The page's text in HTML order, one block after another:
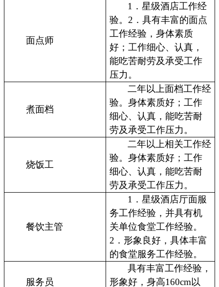
面点师
1．星级酒店工作经
验。2．具有丰富的面点
工作经验，身体素质
好；工作细心、认真，
能吃苦耐劳及承受工作
压力。
煮面档
二年以上面档工作经
验。身体素质好；工作
细心、认真，能吃苦耐
劳及承受工作压力。
烧饭工
二年以上相关工作经
验。身体素质好；工作
细心、认真，能吃苦耐
劳及承受工作压力。
餐饮主管
1．星级酒店厅面服
务工作经验，并具有机
关单位食堂工作经验。
2．形象良好，具体丰富
的食堂服务工作经验。
服务员
具有丰富工作经验，
形象好，身高160cm以